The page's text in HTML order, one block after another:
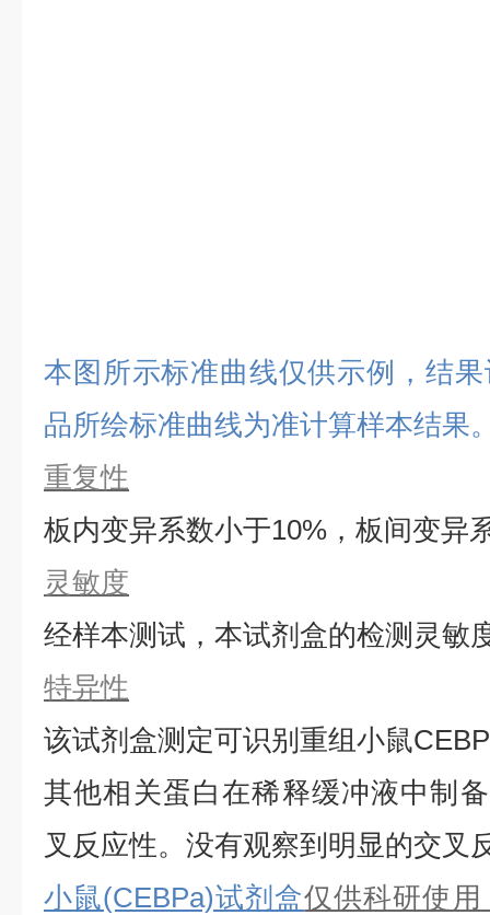
本图所示标准曲线仅供示例，结
品所绘标准曲线为准计算样本结果
重复性
板内变异系数小于10%，板间变异
灵敏度
经样本测试，本试剂盒的检测灵敏
特异性
该试剂盒测定可识别重组小鼠
其他相关蛋白在稀释缓冲液中制
叉反应性。没有观察到明显的交叉
小鼠(CEBPa)试剂盒仅供科研使